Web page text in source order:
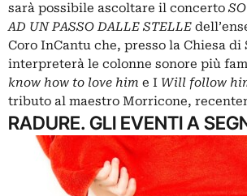
sarà possibile ascoltare il concerto
AD UN PASSO DALLE STELLE
Coro InCantu che, presso la Chiesa di
interpreterà le colonne sonore più
know how to love him e I Will follow
tributo al maestro Morricone,
RADURE. GLI EVENTI A